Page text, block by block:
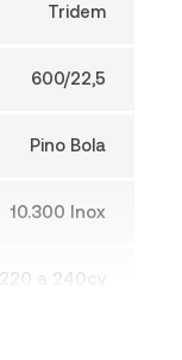
Tridem
600/22,5
Pino Bola
10.300 Inox
220 a 240cv